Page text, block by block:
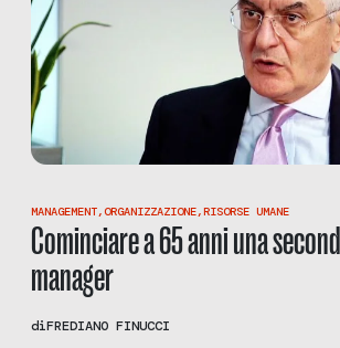
MANAGEMENT,ORGANIZZAZIONE,RISORSE UMANE
Cominciare a 65 anni una
manager
diFREDIANO FINUCCI